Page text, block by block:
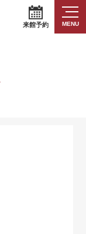
来館予約 MENU